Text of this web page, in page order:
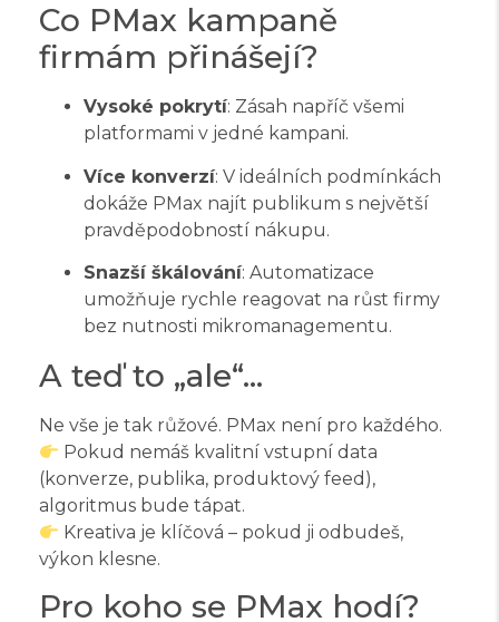
Co PMax kampaně
firmám přinášejí?
Vysoké pokrytí: Zásah napříč všemi
platformami v jedné kampani.
Více konverzí: V ideálních podmínkách
dokáže PMax najít publikum s největší
pravděpodobností nákupu.
Snazší škálování: Automatizace
umožňuje rychle reagovat na růst firmy
bez nutnosti mikromanagementu.
A teď to „ale“…
Ne vše je tak růžové. PMax není pro každého.
Pokud nemáš kvalitní vstupní data
(konverze, publika, produktový feed),
algoritmus bude tápat.
Kreativa je klíčová – pokud ji odbudeš,
výkon klesne.
Pro koho se PMax hodí?